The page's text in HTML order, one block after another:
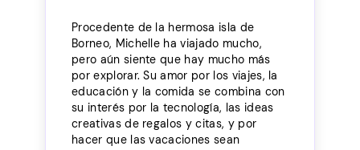
Procedente de la hermosa isla de
Borneo, Michelle ha viajado mucho,
pero aún siente que hay mucho más
por explorar. Su amor por los viajes, la
educación y la comida se combina con
su interés por la tecnología, las ideas
creativas de regalos y citas, y por
hacer que las vacaciones sean